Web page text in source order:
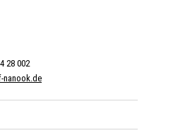
28 002
nanook.de